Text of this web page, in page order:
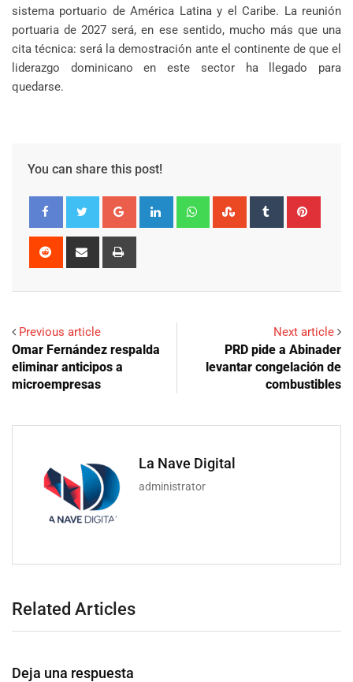
sistema portuario de América Latina y el Caribe. La reunión
portuaria de 2027 será, en ese sentido, mucho más que una
cita técnica: será la demostración ante el continente de que el
liderazgo dominicano en este sector ha llegado para
quedarse.
You can share this post!
Google+ LinkedIn WhatsappStumbleUpon
Tumblr
Reddit
Share
Previous article
Omar Fernández respalda
eliminar anticipos a
microempresas
Next article
PRD pide a Abinader
levantar congelación de
combustibles
La Nave Digital
administrator
Related Articles
Deja una respuesta